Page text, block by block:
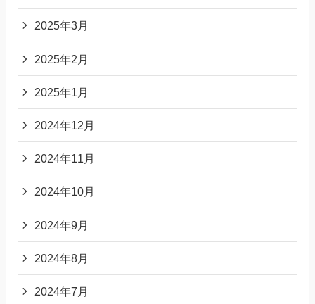
2025年3月
2025年2月
2025年1月
2024年12月
2024年11月
2024年10月
2024年9月
2024年8月
2024年7月